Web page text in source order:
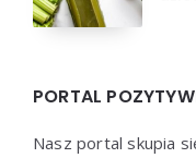
PORTAL
Nasz portal skupia